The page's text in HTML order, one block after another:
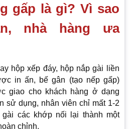
gấp là gì? Vì sao
nhà hàng ưa
hộp xếp đáy, hộp nắp gài liền
in ấn, bế gân (tạo nếp gấp)
giao cho khách hàng ở dạng
sử dụng, nhân viên chỉ mất 1-2
các khớp nối lại thành một
chỉnh.